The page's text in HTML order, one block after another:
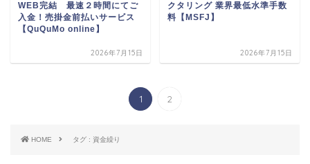
WEB完結 最速２時間にてご
入金！売掛金前払いサービス
【QuQuMo online】
2026年7月15日
クタリング 業界最低水準手数
料【MSFJ】
2026年7月15日
1 2
HOME タグ : 資金繰り